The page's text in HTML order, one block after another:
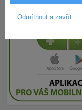
Odmítnout a zavřít